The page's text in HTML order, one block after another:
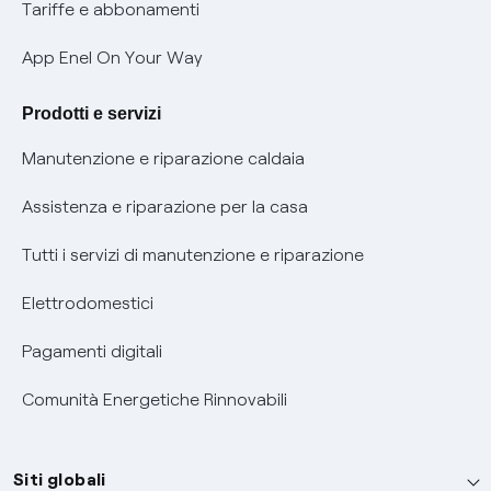
Phishing e truffe online
Verifica chi ti ha chiamato
Agevolazione utenti con disabilità per offerte Fibra
Informativa RAEE
Tariffe e abbonamenti
App Enel On Your Way
Prodotti e servizi
Manutenzione e riparazione caldaia
Assistenza e riparazione per la casa
Tutti i servizi di manutenzione e riparazione
Elettrodomestici
Pagamenti digitali
Comunità Energetiche Rinnovabili
Siti globali